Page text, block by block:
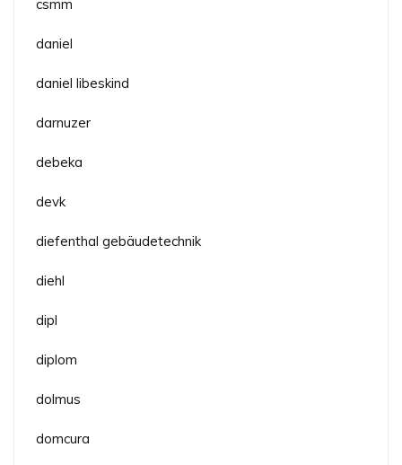
csmm
daniel
daniel libeskind
darnuzer
debeka
devk
diefenthal gebäudetechnik
diehl
dipl
diplom
dolmus
domcura